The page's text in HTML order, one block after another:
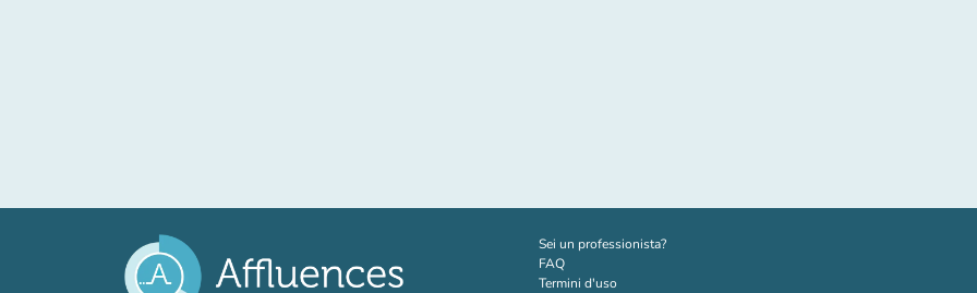
Sei un professionista?(nuova scheda)
FAQ
Termini d'uso